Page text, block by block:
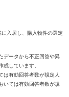
入居し、購入物件の選定
データから不正回答や異
しています。
有効回答者数が規定人
いては有効回答者数が規